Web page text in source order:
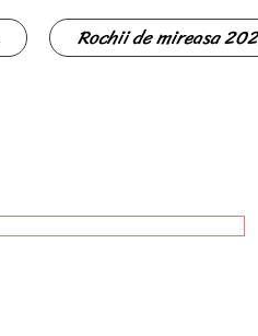
Rochii de mireasa